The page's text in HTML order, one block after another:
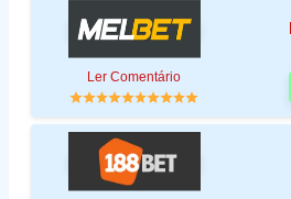
Ler Comentário